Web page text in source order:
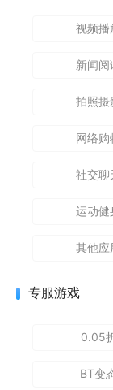
视频播
新闻阅
拍照摄
网络购
社交聊
运动健
其他应
专服游戏
0.05
BT变